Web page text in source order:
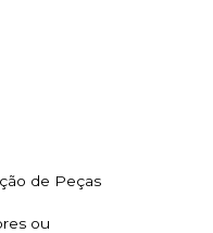
de Peças
ou